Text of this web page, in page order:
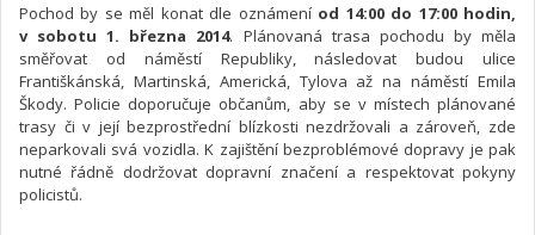
Pochod by se měl konat dle oznámení od 14:00 do 17:00 hodin,
v sobotu 1. března 2014. Plánovaná trasa pochodu by měla
směřovat od náměstí Republiky, následovat budou ulice
Františkánská, Martinská, Americká, Tylova až na náměstí Emila
Škody. Policie doporučuje občanům, aby se v místech plánované
trasy či v její bezprostřední blízkosti nezdržovali a zároveň, zde
neparkovali svá vozidla. K zajištění bezproblémové dopravy je pak
nutné řádně dodržovat dopravní značení a respektovat pokyny
policistů.